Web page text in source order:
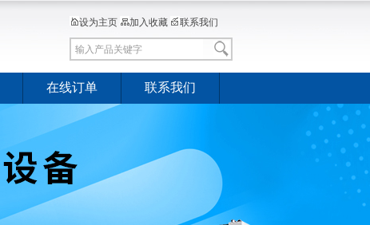
设为主页 加入收藏 联系我们
在线订单 联系我们